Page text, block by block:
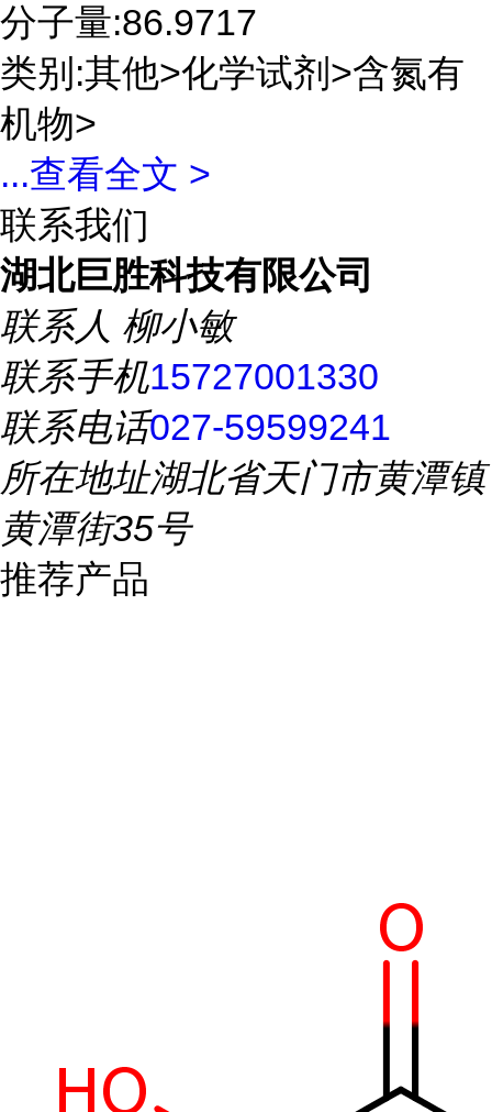
分子量:86.9717
类别:其他>化学试剂>含氮有
机物>
...查看全文 >
联系我们
湖北巨胜科技有限公司
联系人 柳小敏
联系手机15727001330
联系电话027-59599241
所在地址湖北省天门市黄潭镇
黄潭街35号
推荐产品